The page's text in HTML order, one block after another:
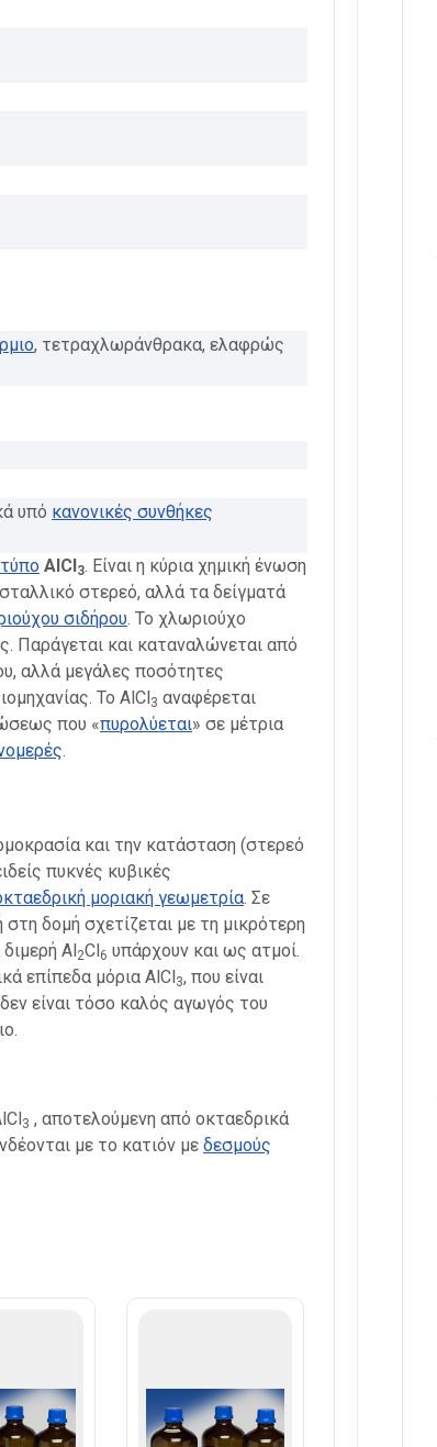
, τετραχλωράνθρακα, ελαφρώς
υπό κανονικές συνθήκες
AlCl3. Είναι η κύρια χημική ένωση
στερεό, αλλά τα δείγματά
σιδήρου. Το χλωριούχο
Παράγεται και καταναλώνεται από
αλλά μεγάλες ποσότητες
Το AlCl3 αναφέρεται
που «πυρολύεται» σε μέτρια
.
και την κατάσταση (στερεό
πυκνές κυβικές
μοριακή γεωμετρία. Σε
δομή σχετίζεται με τη μικρότερη
Al2Cl6 υπάρχουν και ως ατμοί.
επίπεδα μόρια AlCl3, που είναι
είναι τόσο καλός αγωγός του
3 , αποτελούμενη από οκταεδρικά
με το κατιόν με δεσμούς